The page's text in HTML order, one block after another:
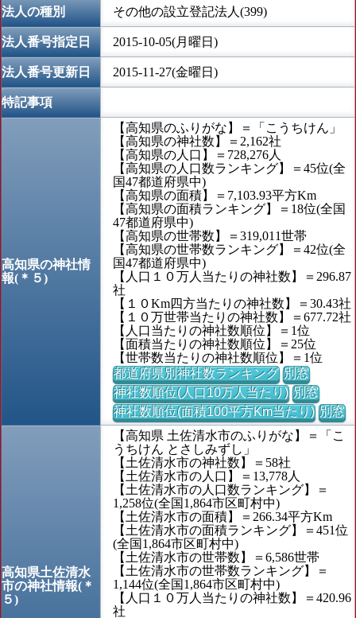
法人の種別 その他の設立登記法人(399)
法人番号指定日 2015-10-05(月曜日)
法人番号更新日 2015-11-27(金曜日)
特記事項
高知県の神社情
報(＊５)
【高知県のふりがな】＝「こうちけん」
【高知県の神社数】＝2,162社
【高知県の人口】＝728,276人
【高知県の人口数ランキング】＝45位(全
国47都道府県中)
【高知県の面積】＝7,103.93平方Km
【高知県の面積ランキング】＝18位(全国
47都道府県中)
【高知県の世帯数】＝319,011世帯
【高知県の世帯数ランキング】＝42位(全
国47都道府県中)
【人口１０万人当たりの神社数】＝296.87
社
【１０Km四方当たりの神社数】＝30.43社
【１０万世帯当たりの神社数】＝677.72社
【人口当たりの神社数順位】＝1位
【面積当たりの神社数順位】＝25位
【世帯数当たりの神社数順位】＝1位
都道府県別神社数ランキング 別窓
神社数順位(人口10万人当たり) 別窓
神社数順位(面積100平方Km当たり) 別窓
高知県土佐清水
市の神社情報(＊
５)
【高知県 土佐清水市のふりがな】＝「こ
うちけん とさしみずし」
【土佐清水市の神社数】＝58社
【土佐清水市の人口】＝13,778人
【土佐清水市の人口数ランキング】＝
1,258位(全国1,864市区町村中)
【土佐清水市の面積】＝266.34平方Km
【土佐清水市の面積ランキング】＝451位
(全国1,864市区町村中)
【土佐清水市の世帯数】＝6,586世帯
【土佐清水市の世帯数ランキング】＝
1,144位(全国1,864市区町村中)
【人口１０万人当たりの神社数】＝420.96
社